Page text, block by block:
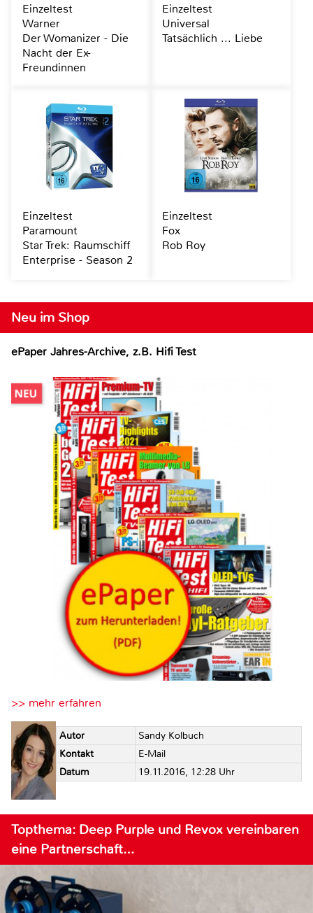
Neu im Shop
ePaper Jahres-Archive, z.B. Hifi Test
>> mehr erfahren
Autor
Sandy Kolbuch
Kontakt
E-Mail
Datum
19.11.2016, 12:28 Uhr
Topthema: Deep Purple und Revox vereinbaren
eine Partnerschaft…
Einzeltest
Warner
Der Womanizer - Die
Nacht der Ex-
Freundinnen
Einzeltest
Universal
Tatsächlich ... Liebe
Einzeltest
Paramount
Star Trek: Raumschiff
Enterprise - Season 2
Einzeltest
Fox
Rob Roy